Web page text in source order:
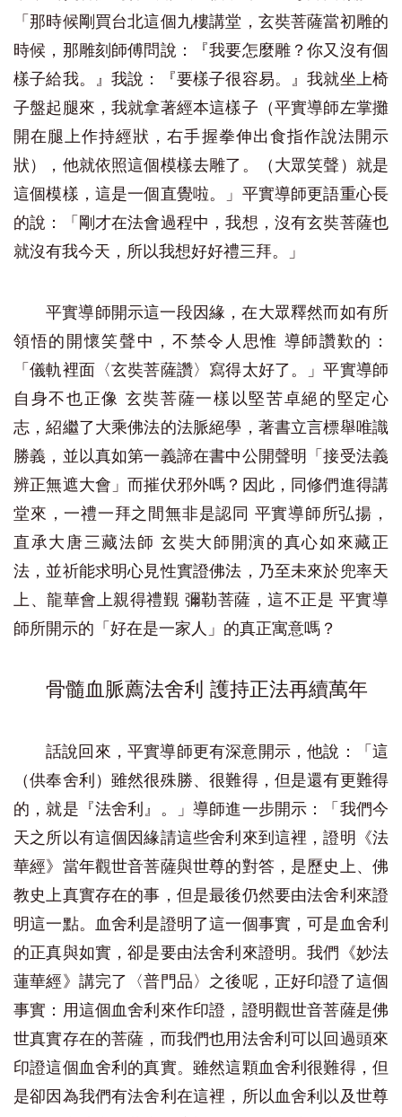
「那時候剛買台北這個九樓講堂，玄奘菩薩當初雕的
時候，那雕刻師傅問說：『我要怎麼雕？你又沒有個
樣子給我。』我說：『要樣子很容易。』我就坐上椅
子盤起腿來，我就拿著經本這樣子（平實導師左掌攤
開在腿上作持經狀，右手握拳伸出食指作說法開示
狀），他就依照這個模樣去雕了。（大眾笑聲）就是
這個模樣，這是一個直覺啦。」平實導師更語重心長
的說：「剛才在法會過程中，我想，沒有玄奘菩薩也
就沒有我今天，所以我想好好禮三拜。」
平實導師開示這一段因緣，在大眾釋然而如有所
領悟的開懷笑聲中，不禁令人思惟 導師讚歎的：
「儀軌裡面〈玄奘菩薩讚〉寫得太好了。」平實導師
自身不也正像 玄奘菩薩一樣以堅苦卓絕的堅定心
志，紹繼了大乘佛法的法脈絕學，著書立言標舉唯識
勝義，並以真如第一義諦在書中公開聲明「接受法義
辨正無遮大會」而摧伏邪外嗎？因此，同修們進得講
堂來，一禮一拜之間無非是認同 平實導師所弘揚，
直承大唐三藏法師 玄奘大師開演的真心如來藏正
法，並祈能求明心見性實證佛法，乃至未來於兜率天
上、龍華會上親得禮覲 彌勒菩薩，這不正是 平實導
師所開示的「好在是一家人」的真正寓意嗎？
骨髓血脈薦法舍利 護持正法再續萬年
話說回來，平實導師更有深意開示，他說：「這
（供奉舍利）雖然很殊勝、很難得，但是還有更難得
的，就是『法舍利』。」導師進一步開示：「我們今
天之所以有這個因緣請這些舍利來到這裡，證明《法
華經》當年觀世音菩薩與世尊的對答，是歷史上、佛
教史上真實存在的事，但是最後仍然要由法舍利來證
明這一點。血舍利是證明了這一個事實，可是血舍利
的正真與如實，卻是要由法舍利來證明。我們《妙法
蓮華經》講完了〈普門品〉之後呢，正好印證了這個
事實：用這個血舍利來作印證，證明觀世音菩薩是佛
世真實存在的菩薩，而我們也用法舍利可以回過頭來
印證這個血舍利的真實。雖然這顆血舍利很難得，但
是卻因為我們有法舍利在這裡，所以血舍利以及世尊